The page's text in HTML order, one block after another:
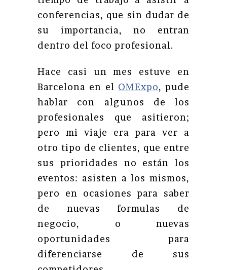
conferencias, que sin dudar de
su importancia, no entran
dentro del foco profesional.
Hace casi un mes estuve en
Barcelona en el OMExpo, pude
hablar con algunos de los
profesionales que asitieron;
pero mi viaje era para ver a
otro tipo de clientes, que entre
sus prioridades no están los
eventos: asisten a los mismos,
pero en ocasiones para saber
de nuevas formulas de
negocio, o nuevas
oportunidades para
diferenciarse de sus